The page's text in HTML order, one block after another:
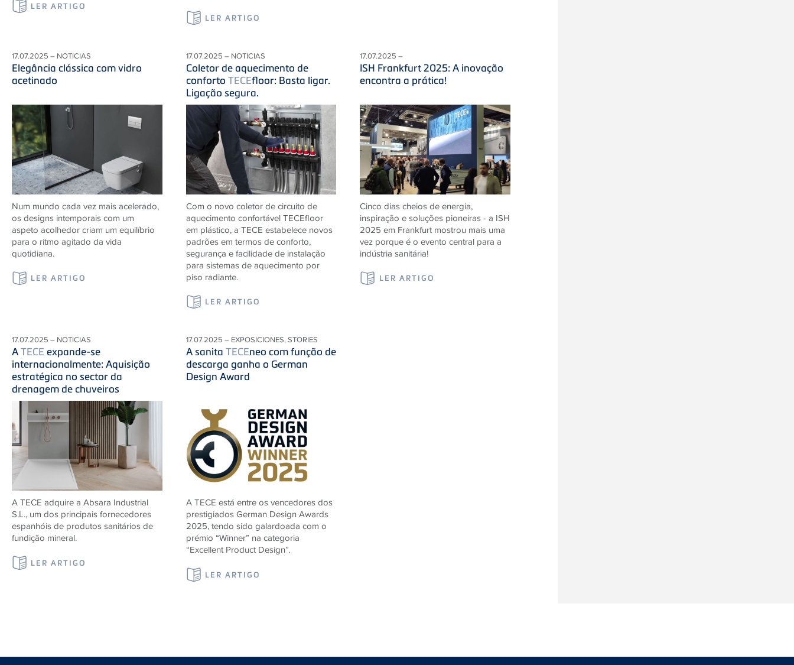
LER ARTIGO
LER ARTIGO
17.07.2025 – NOTICIAS
Elegância clássica com vidro
acetinado
Num mundo cada vez mais acelerado,
os designs intemporais com um
aspeto acolhedor criam um equilíbrio
para o ritmo agitado da vida
quotidiana.
LER ARTIGO
17.07.2025 – NOTICIAS
Coletor de aquecimento de
conforto TECEfloor: Basta ligar.
Ligação segura.
Com o novo coletor de circuito de
aquecimento confortávelTECEfloor
em plástico, a TECE estabelece novos
padrões em termos de conforto,
segurança e facilidade de instalação
para sistemas de aquecimento por
piso radiante.
LER ARTIGO
17.07.2025 –
ISH Frankfurt 2025: A inovação
encontra a prática!
Cinco dias cheios de energia,
inspiração e soluções pioneiras - a ISH
2025 em Frankfurt mostrou mais uma
vez porque é o evento central para a
indústria sanitária!
LER ARTIGO
17.07.2025 – NOTICIAS
ATECE expande-se
internacionalmente: Aquisição
estratégica no sector da
drenagem de chuveiros
A TECE adquire a Absara Industrial
S.L., um dos principais fornecedores
espanhóis de produtos sanitários de
fundição mineral.
LER ARTIGO
17.07.2025 – EXPOSICIONES, STORIES
A sanita TECEneo com função de
descarga ganha o German
Design Award
A TECE está entre os vencedores dos
prestigiados German Design Awards
2025, tendo sido galardoada com o
prémio “Winner” na categoria
“Excellent Product Design”.
LER ARTIGO